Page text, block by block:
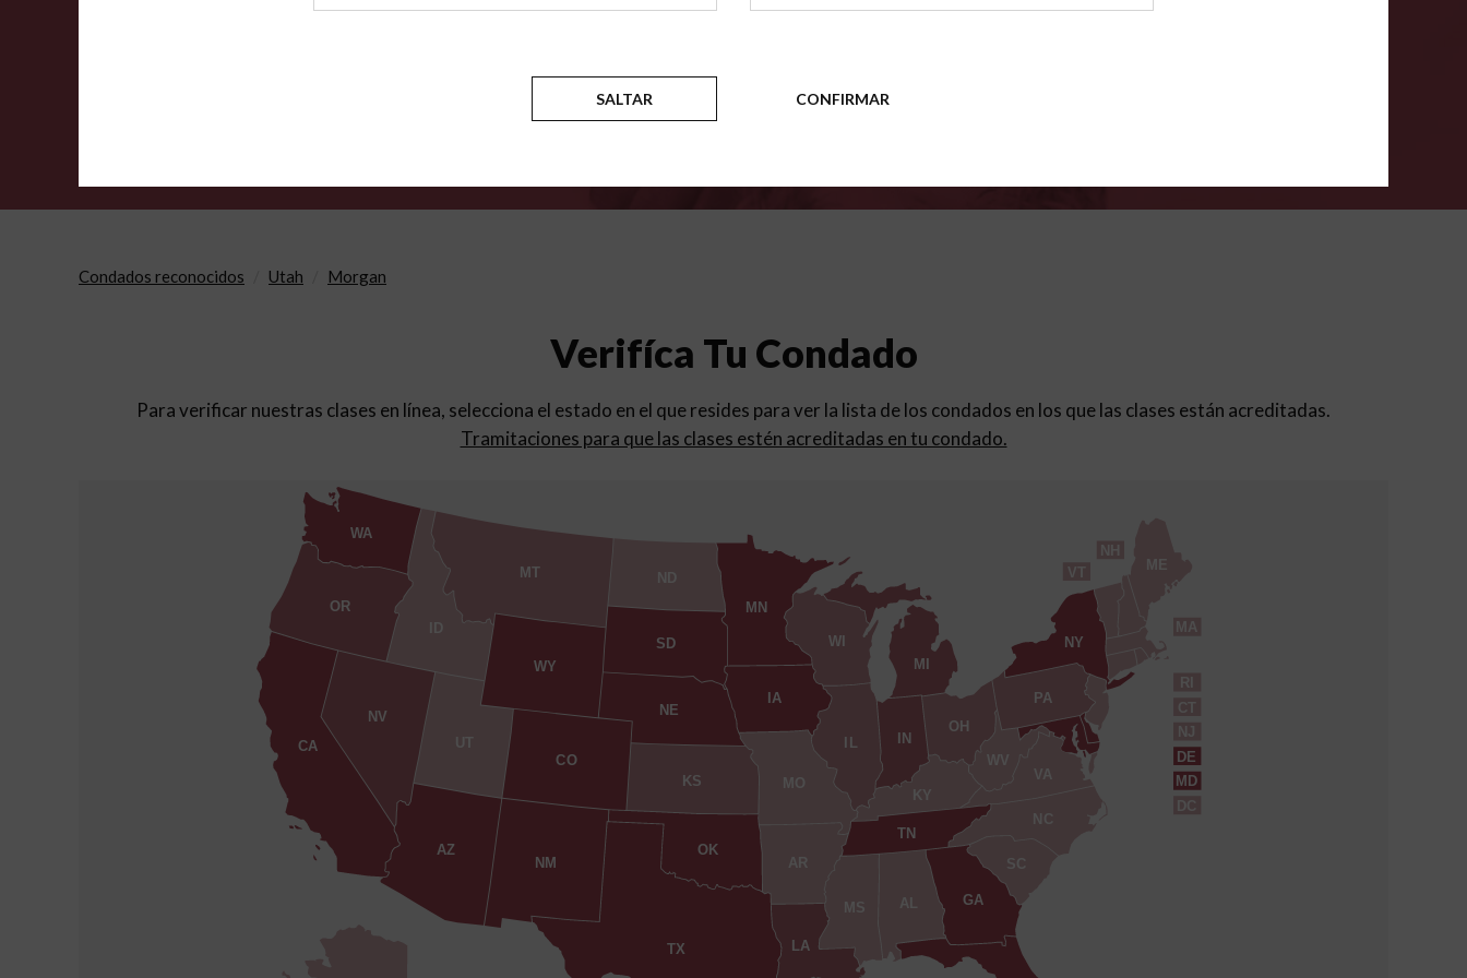
Condados reconocidos Utah Morgan
Verifíca Tu Condado
Para verificar nuestras clases en línea, selecciona el estado en el que resides para ver la lista de los condados en los que las clases están acreditadas.
Tramitaciones para que las clases estén acreditadas en tu condado.
AL
AZ
AR
CA
CO
CT
DE
DC
GA
ID
IN
IA
KS
KY
LA
ME
MD
MA
MI
MN
MS
MO
MT
NE
NV
NH
NJ
NM
NY
NC
ND
OH
OK
OR
PA
RI
SC
SD
TN
TX
UT
VT
VA
WA
WV
WI
WY
SALTAR CONFIRMAR